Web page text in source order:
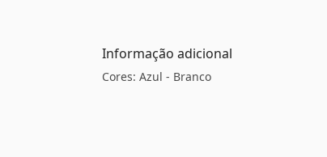
Informação adicional
Cores: Azul - Branco